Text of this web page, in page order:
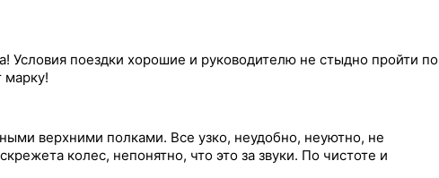
Условия поездки хорошие и руководителю не стыдно пройти по
марку!
верхними полками. Все узко, неудобно, неуютно, не
колес, непонятно, что это за звуки. По чистоте и